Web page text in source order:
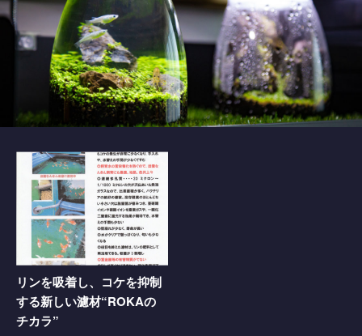
リンを吸着し、コケを抑制
する新しい濾材“ROKAの
チカラ”